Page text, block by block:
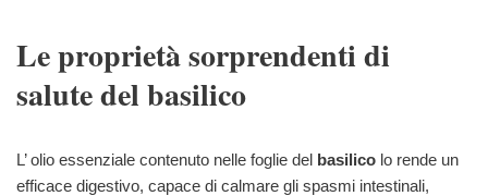
Le proprietà sorprendenti di
salute del basilico
L’ olio essenziale contenuto nelle foglie del basilico lo rende un
efficace digestivo, capace di calmare gli spasmi intestinali,